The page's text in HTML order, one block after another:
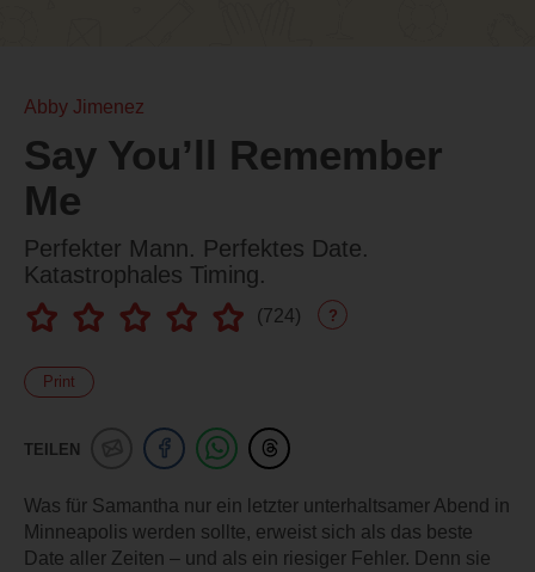
Abby Jimenez
Say You’ll Remember
Me
Perfekter Mann. Perfektes Date.
Katastrophales Timing.
(724) ?
Print
TEILEN
Was für Samantha nur ein letzter unterhaltsamer Abend in
Minneapolis werden sollte, erweist sich als das beste
Date aller Zeiten – und als ein riesiger Fehler. Denn sie